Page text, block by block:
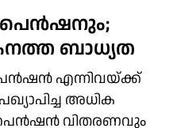
ബാധ്യത
എന്നിവയ്ക്ക്
അധിക
വിതരണവും